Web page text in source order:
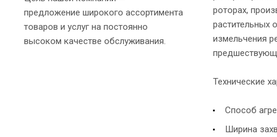
роторах,
растительных
измельчения
Технические
Способ
Ширина
предложение широкого ассортимента
товаров и услуг на постоянно
высоком качестве обслуживания.